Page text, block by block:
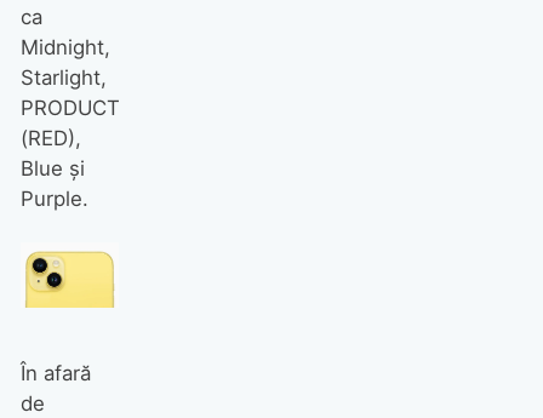
ca
Midnight,
Starlight,
PRODUCT
(RED),
Blue şi
Purple.
În afară
de